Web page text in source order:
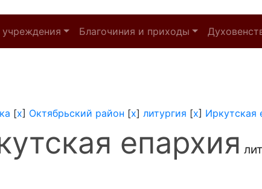
Благочиния и приходы
[x] Октябрьский район [x] литургия [x] Иркутская
епархия